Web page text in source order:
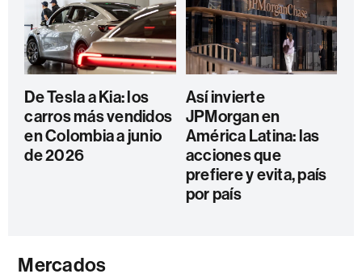
De Tesla a Kia: los
carros más vendidos
en Colombia a junio
de 2026
Así invierte
JPMorgan en
América Latina: las
acciones que
prefiere y evita, país
por país
Mercados